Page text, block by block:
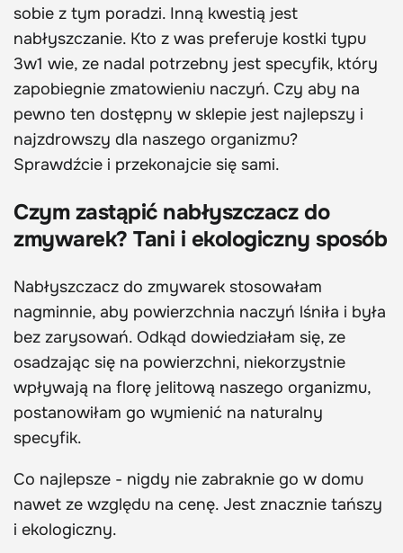
sobie z tym poradzi. Inną kwestią jest
nabłyszczanie. Kto z was preferuje kostki typu
3w1 wie, ze nadal potrzebny jest specyfik, który
zapobiegnie zmatowieniu naczyń. Czy aby na
pewno ten dostępny w sklepie jest najlepszy i
najzdrowszy dla naszego organizmu?
Sprawdźcie i przekonajcie się sami.
Czym zastąpić nabłyszczacz do
zmywarek? Tani i ekologiczny sposób
Nabłyszczacz do zmywarek stosowałam
nagminnie, aby powierzchnia naczyń lśniła i była
bez zarysowań. Odkąd dowiedziałam się, ze
osadzając się na powierzchni, niekorzystnie
wpływają na florę jelitową naszego organizmu,
postanowiłam go wymienić na naturalny
specyfik.
Co najlepsze - nigdy nie zabraknie go w domu
nawet ze względu na cenę. Jest znacznie tańszy
i ekologiczny.